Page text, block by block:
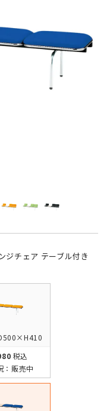
ジチェア テーブル付き
税込
販売中